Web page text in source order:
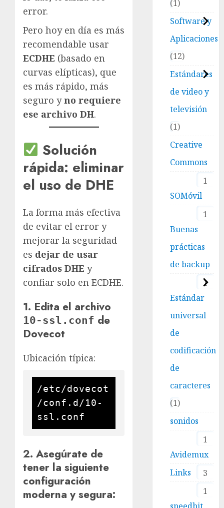
error.
Pero hoy en día es más
recomendable usar
ECDHE (basado en
curvas elípticas), que
es más rápido, más
seguro yno requiere
ese archivo DH.
Solución
rápida: eliminar
el uso de DHE
La forma más efectiva
de evitar el error y
mejorar la seguridad
es dejar de usar
cifrados DHE y
confiar solo en ECDHE.
1. Edita el archivo
10-ssl.conf de
Dovecot
Ubicación típica:
/etc/dovecot
/conf.d/10-
2. Asegúrate de
tener la siguiente
configuración
moderna y segura:
1
Software y
Aplicaciones
12
Estándares
de video y
televisión
1
Creative
Commons
1
SOMóvil
1
Buenas
prácticas
de backup
1
Estándar
universal
de
codificación
de
caracteres
1
sonidos
1
Avidemux
3
Links
1